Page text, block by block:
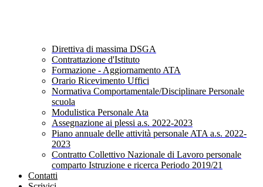
Direttiva di massima DSGA
Contrattazione d'Istituto
Formazione - Aggiornamento ATA
Orario Ricevimento Uffici
Normativa Comportamentale/Disciplinare Personale
scuola
Modulistica Personale Ata
Assegnazione ai plessi a.s. 2022-2023
Piano annuale delle attività personale ATA a.s. 2022-
2023
Contratto Collettivo Nazionale di Lavoro personale
comparto Istruzione e ricerca Periodo 2019/21
Contatti